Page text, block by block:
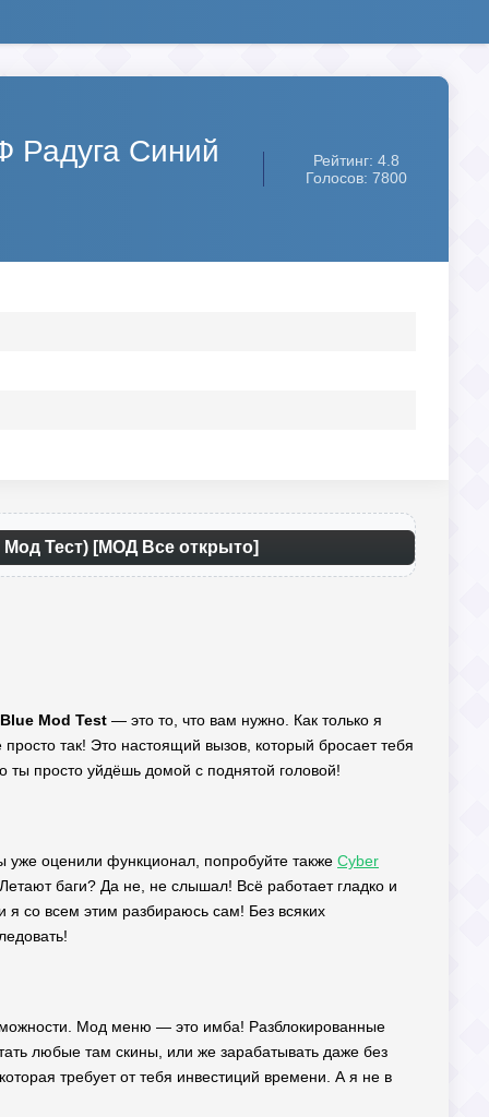
Радуга Синий
Рейтинг: 4.8
Голосов: 7800
Тест) [МОД Все открыто]
Mod Test — это то, что вам нужно. Как только я
так! Это настоящий вызов, который бросает тебя
ты просто уйдёшь домой с поднятой головой!
оценили функционал, попробуйте также Cyber
баги? Да не, не слышал! Всё работает гладко и
со всем этим разбираюсь сам! Без всяких
Мод меню — это имба! Разблокированные
любые там скины, или же зарабатывать даже без
требует от тебя инвестиций времени. А я не в